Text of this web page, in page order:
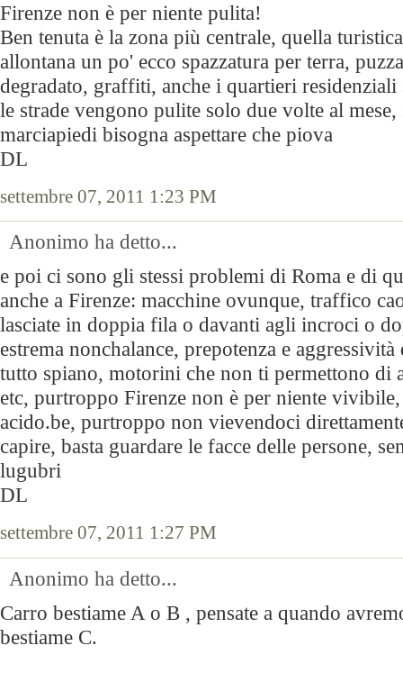
Firenze non è per niente pulita!
Ben tenuta è la zona più centrale, quella
allontana un po' ecco spazzatura per terra,
degradato, graffiti, anche i quartieri
le strade vengono pulite solo due volte al
marciapiedi bisogna aspettare che piova
DL
settembre 07, 2011 1:23 PM
Anonimo ha detto...
e poi ci sono gli stessi problemi di Roma e di
anche a Firenze: macchine ovunque, traffico
lasciate in doppia fila o davanti agli incroci o
estrema nonchalance, prepotenza e
tutto spiano, motorini che non ti permettono di
etc, purtroppo Firenze non è per niente
acido.be, purtroppo non vievendoci
capire, basta guardare le facce delle persone,
lugubri
DL
settembre 07, 2011 1:27 PM
Anonimo ha detto...
Carro bestiame A o B , pensate a quando
bestiame C.